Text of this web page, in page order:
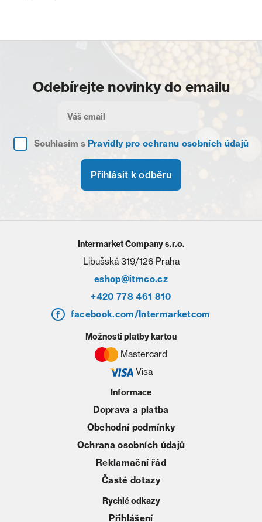
Odebírejte novinky do emailu
Souhlasím s Pravidly pro ochranu osobních údajů
Přihlásit k odběru
Intermarket Company s.r.o.
Libušská 319/126 Praha
eshop@itmco.cz
+420 778 461 810
facebook.com/Intermarketcom
Informace
Doprava a platba
Obchodní podmínky
Ochrana osobních údajů
Reklamační řád
Časté dotazy
Rychlé odkazy
Přihlášení
Možnosti platby kartou
Mastercard
Visa